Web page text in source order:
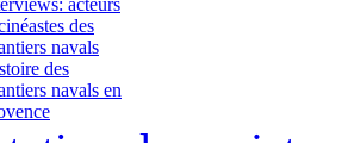
des
navals
des
navals en